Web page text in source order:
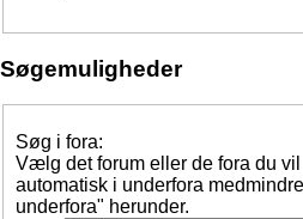
Søgemuligheder
Søg i fora:
Vælg det forum eller de fora du
automatisk i underfora
underfora" herunder.